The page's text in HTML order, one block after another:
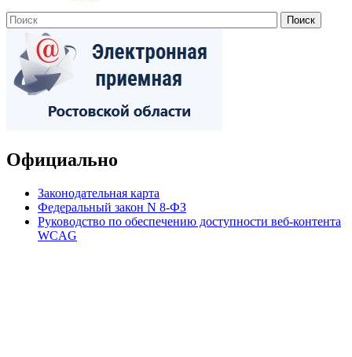
Официально
Законодательная карта
Федеральный закон N 8-ФЗ
Руководство по обеспечению доступности веб-контента
WCAG